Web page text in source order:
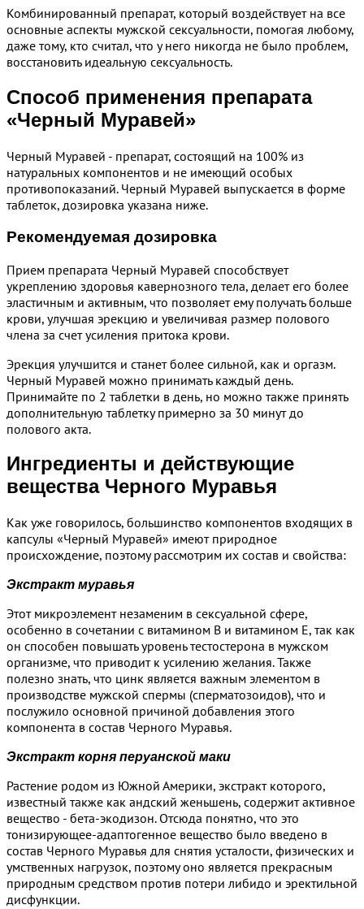
Комбинированный препарат, который воздействует на все
основные аспекты мужской сексуальности, помогая любому,
даже тому, кто считал, что у него никогда не было проблем,
восстановить идеальную сексуальность.
Способ применения препарата
«Черный Муравей»
Черный Муравей - препарат, состоящий на 100% из
натуральных компонентов и не имеющий особых
противопоказаний. Черный Муравей выпускается в форме
таблеток, дозировка указана ниже.
Рекомендуемая дозировка
Прием препарата Черный Муравей способствует
укреплению здоровья кавернозного тела, делает его более
эластичным и активным, что позволяет ему получать больше
крови, улучшая эрекцию и увеличивая размер полового
члена за счет усиления притока крови.
Эрекция улучшится и станет более сильной, как и оргазм.
Черный Муравей можно принимать каждый день.
Принимайте по 2 таблетки в день, но можно также принять
дополнительную таблетку примерно за 30 минут до
полового акта.
Ингредиенты и действующие
вещества Черного Муравья
Как уже говорилось, большинство компонентов входящих в
капсулы «Черный Муравей» имеют природное
происхождение, поэтому рассмотрим их состав и свойства:
Экстракт муравья
Этот микроэлемент незаменим в сексуальной сфере,
особенно в сочетании с витамином В и витамином Е, так как
он способен повышать уровень тестостерона в мужском
организме, что приводит к усилению желания. Также
полезно знать, что цинк является важным элементом в
производстве мужской спермы (сперматозоидов), что и
послужило основной причиной добавления этого
компонента в состав Черного Муравья.
Экстракт корня перуанской маки
Растение родом из Южной Америки, экстракт которого,
известный также как андский женьшень, содержит активное
вещество - бета-экодизон. Отсюда понятно, что это
тонизирующее-адаптогенное вещество было введено в
состав Черного Муравья для снятия усталости, физических и
умственных нагрузок, поэтому оно является прекрасным
природным средством против потери либидо и эректильной
дисфункции.